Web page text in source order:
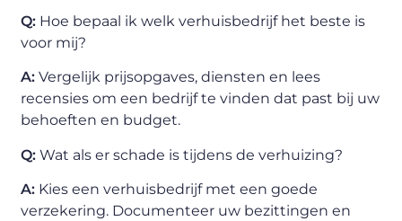
Q: Hoe bepaal ik welk verhuisbedrijf het beste is
voor mij?
A: Vergelijk prijsopgaves, diensten en lees
recensies om een bedrijf te vinden dat past bij uw
behoeften en budget.
Q: Wat als er schade is tijdens de verhuizing?
A: Kies een verhuisbedrijf met een goede
verzekering. Documenteer uw bezittingen en